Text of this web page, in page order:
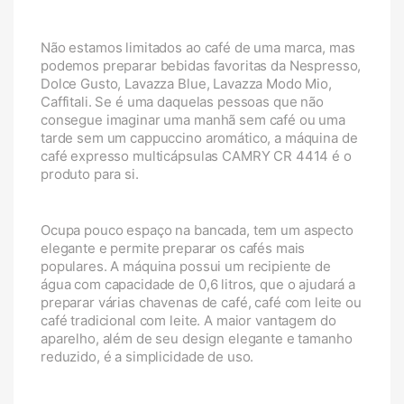
Não estamos limitados ao café de uma marca, mas
podemos preparar bebidas favoritas da Nespresso,
Dolce Gusto, Lavazza Blue, Lavazza Modo Mio,
Caffitali. Se é uma daquelas pessoas que não
consegue imaginar uma manhã sem café ou uma
tarde sem um cappuccino aromático, a máquina de
café expresso multicápsulas CAMRY CR 4414 é o
produto para si.
Ocupa pouco espaço na bancada, tem um aspecto
elegante e permite preparar os cafés mais
populares. A máquina possui um recipiente de
água com capacidade de 0,6 litros, que o ajudará a
preparar várias chavenas de café, café com leite ou
café tradicional com leite. A maior vantagem do
aparelho, além de seu design elegante e tamanho
reduzido, é a simplicidade de uso.